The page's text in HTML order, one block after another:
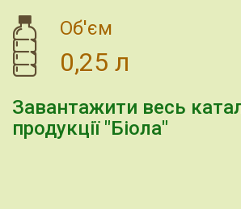
Об'єм
0,25 л
Завантажити весь
продукції "Біола"